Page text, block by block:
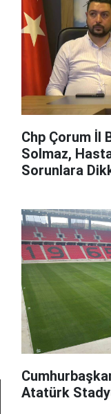
Chp Çorum İl
Solmaz,
Sorunlara
Atatürk